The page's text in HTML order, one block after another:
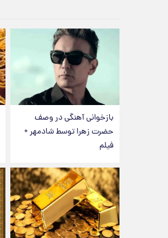
بازخوانی آهنگی در وصف
حضرت زهرا توسط شادمهر +
فیلم